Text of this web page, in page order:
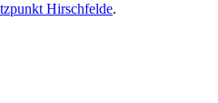
Hirschfelde.